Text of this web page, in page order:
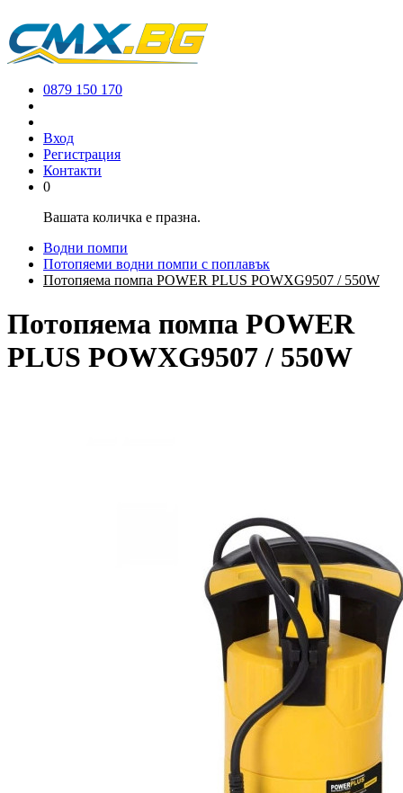
0879 150 170
Вход
Регистрация
Контакти
0
Вашата количка е празна.
Водни помпи
Потопяеми водни помпи с поплавък
Потопяема помпа POWER PLUS POWXG9507 / 550W
Потопяема помпа POWER
PLUS POWXG9507 / 550W